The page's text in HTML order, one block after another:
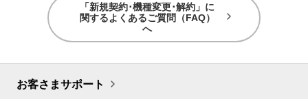
「新規契約･機種変更･解約」に
関するよくあるご質問（FAQ）
へ
お客さまサポート